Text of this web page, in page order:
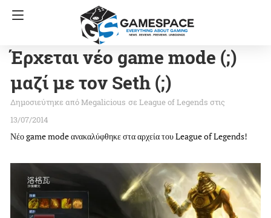
Έρχεται νέο game mode (;)
μαζί με τον Seth (;)
Megalicious σε League of Legends στις
13/07/2014
Νέο game mode ανακαλύφθηκε στα αρχεία του League of Legends!